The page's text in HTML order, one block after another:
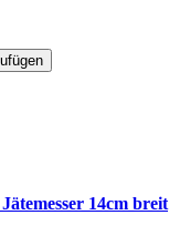
14cm breit